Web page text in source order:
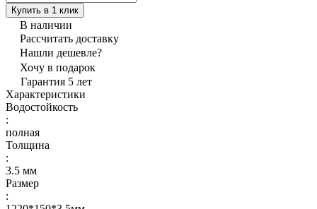
Купить в 1 клик
В наличии
Рассчитать доставку
Нашли дешевле?
Хочу в подарок
Гарантия 5 лет
Характеристики
Водостойкость
:
полная
Толщина
:
3.5 мм
Размер
: